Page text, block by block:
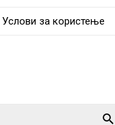
Услови за користење